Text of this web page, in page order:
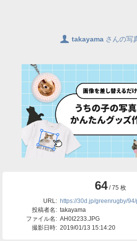
👤 takayama さんの写
64/ 75 枚
URL: https://30d.jp/greenrugby/
投稿者名: takayama
ファイル名: AH0I2233.JPG
撮影日時: 2019/01/13 15:14:20